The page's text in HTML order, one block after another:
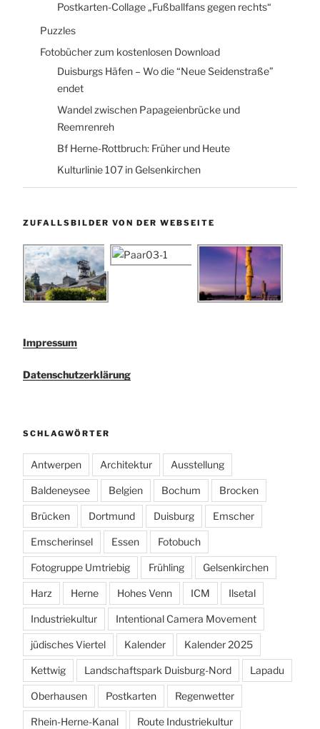
Postkarten-Collage „Fußballfans gegen rechts“
Puzzles
Fotobücher zum kostenlosen Download
Duisburgs Häfen – Wo die “Neue Seidenstraße”
endet
Wandel zwischen Papageienbrücke und
Reemrenreh
Bf Herne-Rottbruch: Früher und Heute
Kulturlinie 107 in Gelsenkirchen
ZUFALLSBILDER VON DER WEBSEITE
Impressum
Datenschutzerklärung
SCHLAGWÖRTER
Antwerpen Architektur Ausstellung
Baldeneysee Belgien Bochum Brocken
Brücken Dortmund Duisburg Emscher
Emscherinsel Essen Fotobuch
Fotogruppe Umtriebig Frühling Gelsenkirchen
Harz Herne Hohes Venn ICM Ilsetal
Industriekultur Intentional Camera Movement
jüdisches Viertel Kalender Kalender 2025
Kettwig Landschaftspark Duisburg-Nord Lapadu
Oberhausen Postkarten Regenwetter
Rhein-Herne-Kanal Route Industriekultur